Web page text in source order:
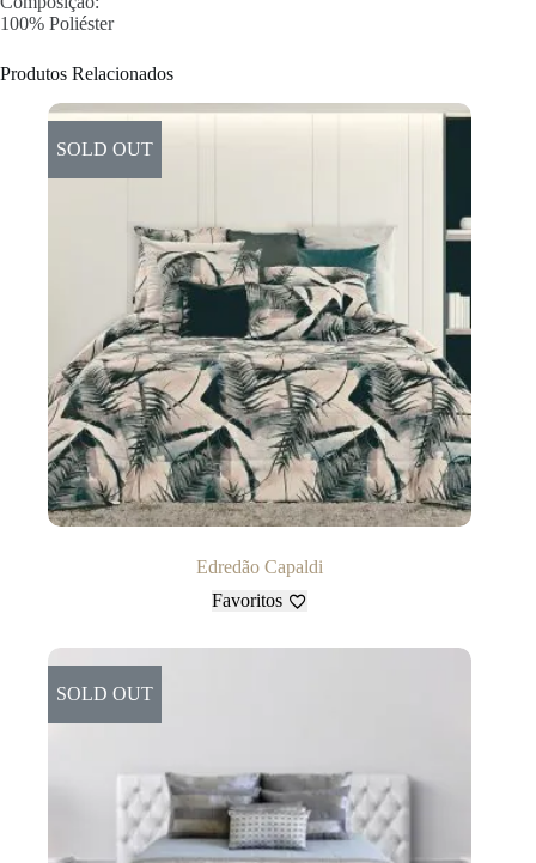
100% Poliéster
Produtos Relacionados
SOLD OUT
Edredão Capaldi
Favoritos
SOLD OUT